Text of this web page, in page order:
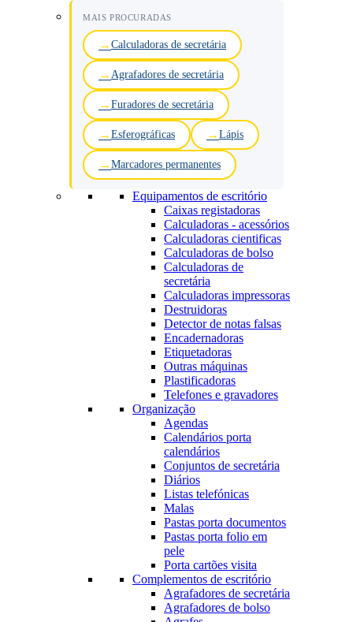
MAIS PROCURADAS
Calculadoras de secretária
Agrafadores de secretária
Furadores de secretária
Esferográficas Lápis
Marcadores permanentes
Equipamentos de escritório
Caixas registadoras
Calculadoras - acessórios
Calculadoras cientificas
Calculadoras de bolso
Calculadoras de
secretária
Calculadoras impressoras
Destruidoras
Detector de notas falsas
Encadernadoras
Etiquetadoras
Outras máquinas
Plastificadoras
Telefones e gravadores
Organização
Agendas
Calendários porta
calendários
Conjuntos de secretária
Diários
Listas telefónicas
Malas
Pastas porta documentos
Pastas porta folio em
pele
Porta cartões visita
Complementos de escritório
Agrafadores de secretária
Agrafadores de bolso